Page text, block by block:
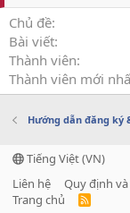
Chủ đề
Bài viết
Thành viên
Thành viên mới
Hướng dẫn đăng ký
Tiếng Việt (VN)
Liên hệ
Quy định
Trang chủ
R